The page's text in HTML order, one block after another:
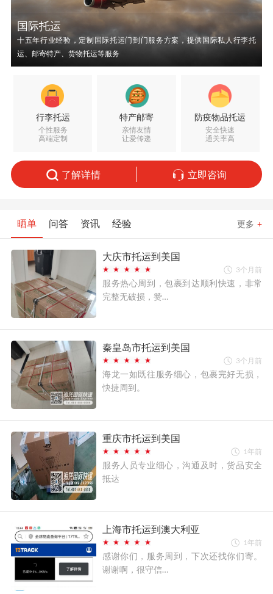
国际托运
十五年行业经验，定制国际托运门到门服务方案，提供国际私人行李托
运、邮寄特产、货物托运等服务
行李托运
个性服务
高端定制
特产邮寄
亲情友情
让爱传递
防疫物品托运
安全快速
通关率高
了解详情 立即咨询
晒单 问答 资讯 经验 更多 +
大庆市托运到美国
3个月前
服务热心周到，包裹到达顺利快速，非常
完整无破损，赞…
秦皇岛市托运到美国
3个月前
海龙一如既往服务细心，包裹完好无损，
快捷周到。
重庆市托运到美国
1年前
服务人员专业细心，沟通及时，货品安全
抵达
上海市托运到澳大利亚
1年前
感谢你们，服务周到，下次还找你们寄。
谢谢啊，很守信…